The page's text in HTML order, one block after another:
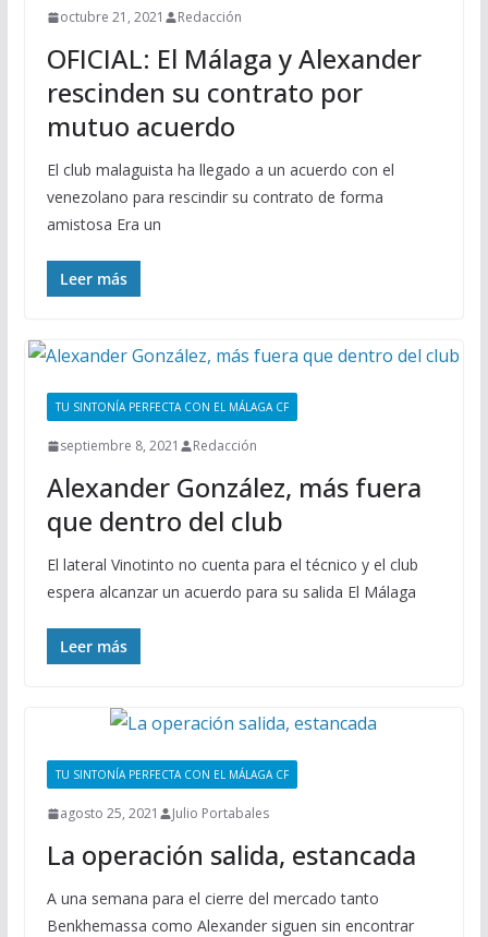
octubre 21, 2021 Redacción
OFICIAL: El Málaga y Alexander
rescinden su contrato por
mutuo acuerdo
El club malaguista ha llegado a un acuerdo con el
venezolano para rescindir su contrato de forma
amistosa Era un
Leer más
TU SINTONÍA PERFECTA CON EL MÁLAGA CF
septiembre 8, 2021 Redacción
Alexander González, más fuera
que dentro del club
El lateral Vinotinto no cuenta para el técnico y el club
espera alcanzar un acuerdo para su salida El Málaga
Leer más
TU SINTONÍA PERFECTA CON EL MÁLAGA CF
agosto 25, 2021 Julio Portabales
La operación salida, estancada
A una semana para el cierre del mercado tanto
Benkhemassa como Alexander siguen sin encontrar